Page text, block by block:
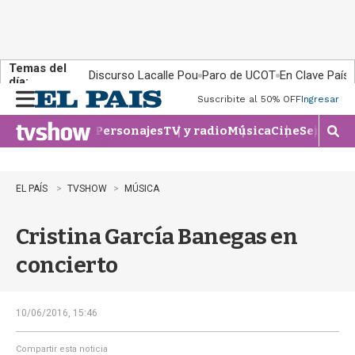
Temas del
día:
Discurso Lacalle Pou Paro de UCOT En Clave País
n
u
Suscribite al 50% OFFIngresar
PersonajesTV y radioMúsicaCineSeries
M
o
e
EL PAÍS TVSHOW MÚSICA
Cristina García Banegas en
concierto
10/06/2016, 15:46
Compartir esta noticia